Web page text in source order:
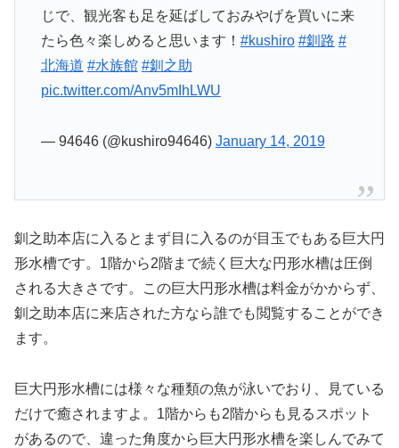
じで、観光客も足を延ばしておみやげを買いに来
たら色々楽しめると思います！ #kushiro #釧路 #
北海道 #水族館 #釧之助
pic.twitter.com/Anv5mIhLWU
— 94646 (@kushiro94646) January 14, 2019
釧之助本店に入るとまず目に入るのが目玉でもある巨大円
形水槽です。1階から2階まで続く巨大な円形水槽は圧倒
される大きさです。この巨大円形水槽は料金がかからず、
釧之助本店に来店された方なら誰でも閲覧することができ
ます。
巨大円形水槽には様々な種類の魚が泳いでおり、見ている
だけで癒されますよ。1階からも2階からも見るスポット
があるので、違った角度から巨大円形水槽を楽しんでみて